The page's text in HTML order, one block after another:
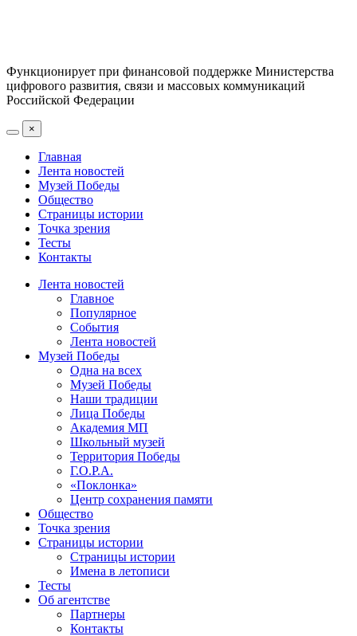
Функционирует при финансовой поддержке Министерства
цифрового развития, связи и массовых коммуникаций
Российской Федерации
×
Главная
Лента новостей
Музей Победы
Общество
Страницы истории
Точка зрения
Тесты
Контакты
Лента новостей
Главное
Популярное
События
Лента новостей
Музей Победы
Одна на всех
Музей Победы
Наши традиции
Лица Победы
Академия МП
Школьный музей
Территория Победы
Г.О.Р.А.
«Поклонка»
Центр сохранения памяти
Общество
Точка зрения
Страницы истории
Страницы истории
Имена в летописи
Тесты
Об агентстве
Партнеры
Контакты